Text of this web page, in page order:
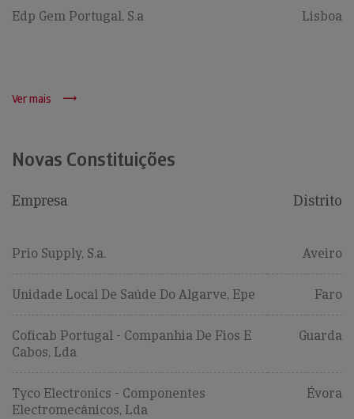
Edp Gem Portugal, S.a Lisboa
Ver mais
Novas Constituições
Empresa Distrito
Prio Supply, S.a. Aveiro
Unidade Local De Saúde Do Algarve, Epe Faro
Coficab Portugal - Companhia De Fios E
Cabos, Lda
Guarda
Tyco Electronics - Componentes
Electromecânicos, Lda
Évora